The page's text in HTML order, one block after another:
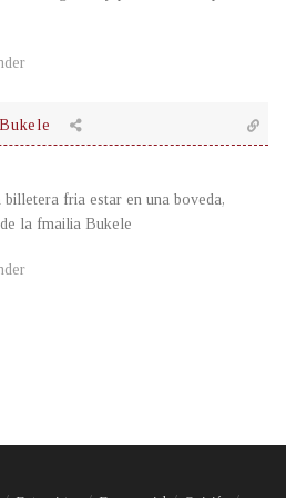
fria estar en una boveda,
la fmailia Bukele